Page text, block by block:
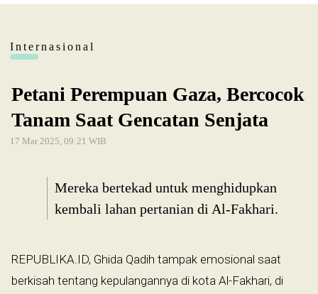
Internasional
Petani Perempuan Gaza, Bercocok
Tanam Saat Gencatan Senjata
17 Mar 2025, 09:21 WIB
Mereka bertekad untuk menghidupkan
kembali lahan pertanian di Al-Fakhari.
REPUBLIKA.ID, Ghida Qadih tampak emosional saat
berkisah tentang kepulangannya di kota Al-Fakhari, di